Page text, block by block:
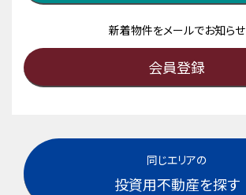
新着物件をメールでお知らせ
会員登録
同じエリアの
投資用不動産を探す